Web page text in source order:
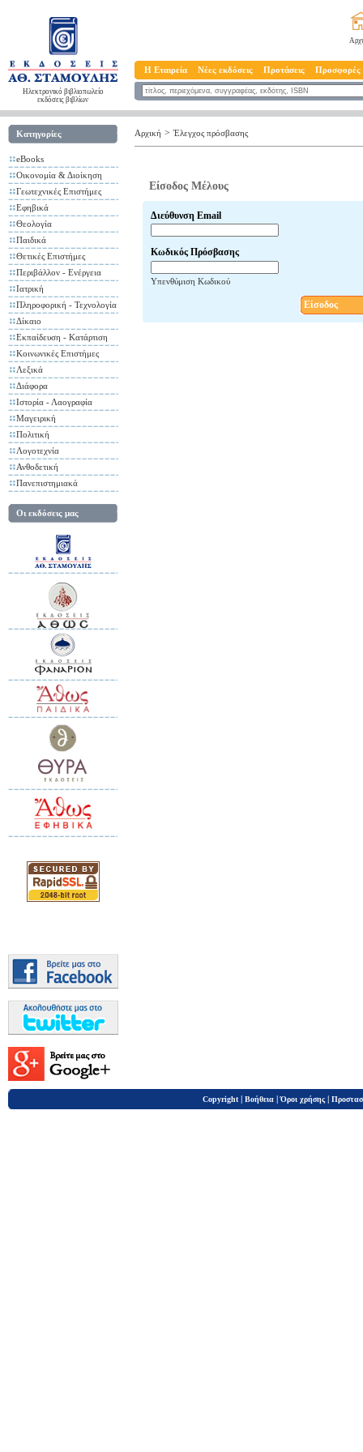
Ηλεκτρονικό βιβλιοπωλείο
εκδόσεις βιβλίων
Η Εταιρεία Νέες εκδόσεις Προτάσεις Προσφορές
Κατηγορίες
eBooks
Οικονομία & Διοίκηση
Γεωτεχνικές Επιστήμες
Εφηβικά
Θεολογία
Παιδικά
Θετικές Επιστήμες
Περιβάλλον - Ενέργεια
Ιατρική
Πληροφορική - Τεχνολογία
Δίκαιο
Εκπαίδευση - Κατάρτιση
Κοινωνικές Επιστήμες
Λεξικά
Διάφορα
Ιστορία - Λαογραφία
Μαγειρική
Πολιτική
Λογοτεχνία
Ανθοδετική
Πανεπιστημιακά
Οι εκδόσεις μας
Αρχική > Έλεγχος πρόσβασης
Είσοδος Μέλους
Διεύθυνση Email
Κωδικός Πρόσβασης
Υπενθύμιση Κωδικού
Είσοδος
Copyright | Βοήθεια |Όροι χρήσης |